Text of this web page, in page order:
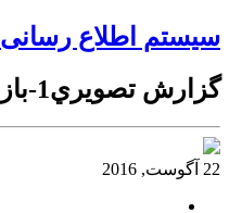
سیستم اطلاع رسانی
گزارش تصويري1-بازديد رياست دانشگاه كربلاي معلي و هيات همراه از تجهيزات بيمارستان 22 بهمن
22 آگوست, 2016